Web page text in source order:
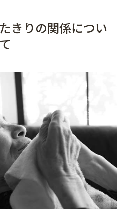
きりの関係につい
て